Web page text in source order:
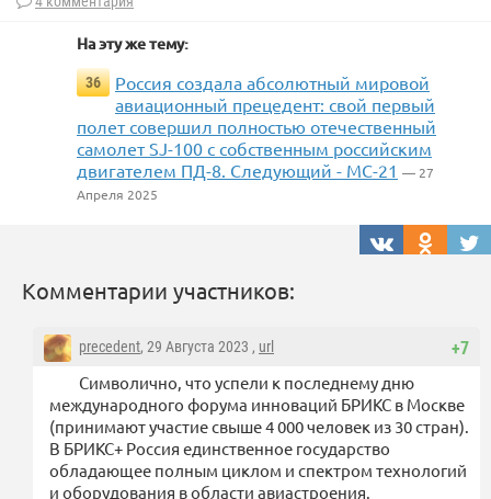
На эту же тему:
36
Россия создала абсолютный мировой
авиационный прецедент: свой первый
полет совершил полностью отечественный
самолет SJ-100 с собственным российским
двигателем ПД-8. Следующий - МС-21 — 27
Апреля 2025
Комментарии участников:
+7
precedent, 29 Августа 2023 , url
Символично, что успели к последнему дню
международного форума инноваций БРИКС в Москве
(принимают участие свыше 4 000 человек из 30 стран).
В БРИКС+ Россия единственное государство
обладающее полным циклом и спектром технологий
и оборудования в области авиастроения.